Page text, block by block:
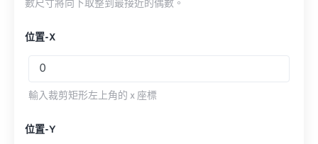
數尺寸將向下取整到最接近的偶數。
位置-X
輸入裁剪矩形左上角的 x 座標
位置-Y